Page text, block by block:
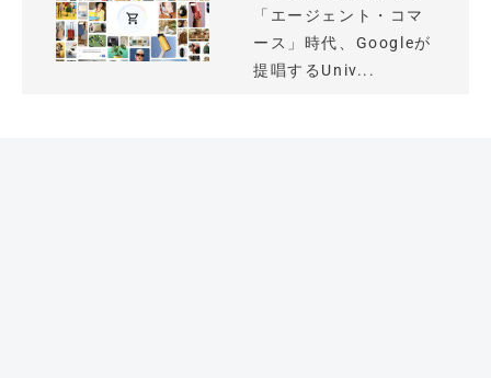
「エージェント・コマ
ース」時代、Googleが
提唱するUniv...